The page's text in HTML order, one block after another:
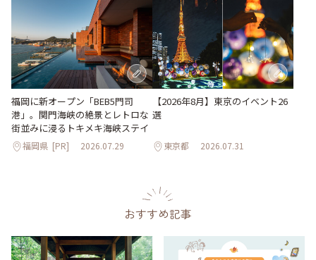
福岡に新オープン「BEB5門司
港」。関門海峡の絶景とレトロな
街並みに浸るトキメキ海峡ステイ
福岡県 [PR] 2026.07.29
【2026年8月】東京のイベント26
選
東京都 2026.07.31
おすすめ記事